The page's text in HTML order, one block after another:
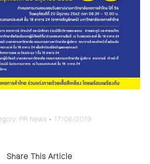
PR News 17/06/2019
Share This Article